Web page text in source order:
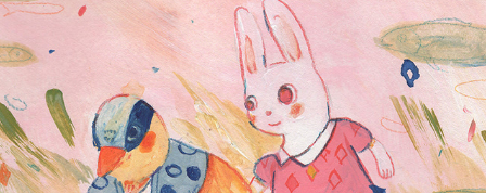
Iori Espiritu